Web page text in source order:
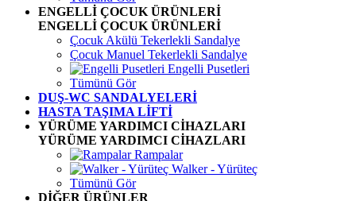
ENGELLİ ÇOCUK ÜRÜNLERİ
ENGELLİ ÇOCUK ÜRÜNLERİ
Çocuk Akülü Tekerlekli Sandalye
Çocuk Manuel Tekerlekli Sandalye
Engelli Pusetleri
Tümünü Gör
DUŞ-WC SANDALYELERİ
HASTA TAŞIMA LİFTİ
YÜRÜME YARDIMCI CİHAZLARI
YÜRÜME YARDIMCI CİHAZLARI
Rampalar
Walker - Yürüteç
Tümünü Gör
DİĞER ÜRÜNLER